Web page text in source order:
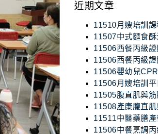
近期文章
11510月嫂培訓
11507中式麵食
11506西餐丙級
11506西餐丙級
11506嬰幼兒
11506月嫂培訓
11505腹直肌與
11508產康腹直
11511中醫藥膳
11506中餐烹調